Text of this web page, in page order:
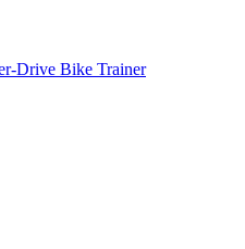
Drive Bike Trainer